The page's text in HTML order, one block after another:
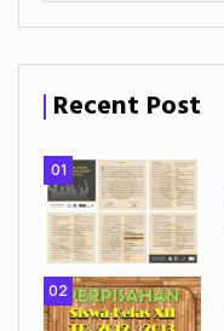
Recent Post
01
02